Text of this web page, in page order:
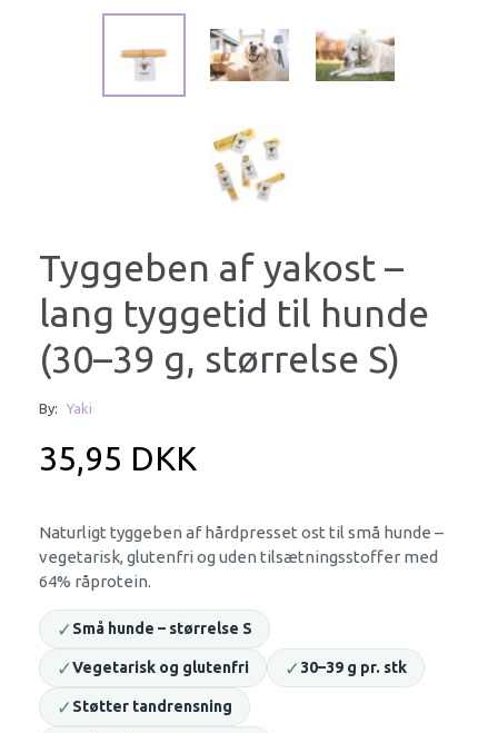
Tyggeben af yakost –
lang tyggetid til hunde
(30–39 g, størrelse S)
By: Yaki
35,95 DKK
Naturligt tyggeben af hårdpresset ost til små hunde –
vegetarisk, glutenfri og uden tilsætningsstoffer med
64% råprotein.
✓Små hunde – størrelse S
✓Vegetarisk og glutenfri ✓30–39 g pr. stk
✓Støtter tandrensning